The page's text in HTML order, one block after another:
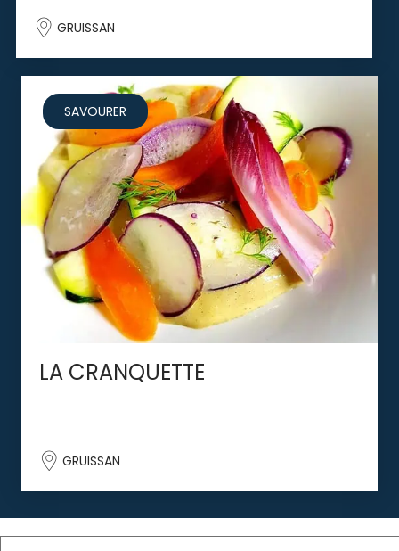
GRUISSAN
SAVOURER
LA CRANQUETTE
GRUISSAN